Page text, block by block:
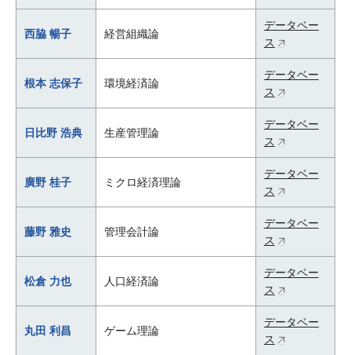
西脇 暢子 経営組織論
データベー
ス
根本 志保子 環境経済論
データベー
ス
日比野 浩典 生産管理論
データベー
ス
廣野 桂子 ミクロ経済理論
データベー
ス
藤野 雅史 管理会計論
データベー
ス
松倉 力也 人口経済論
データベー
ス
丸田 利昌 ゲーム理論
データベー
ス